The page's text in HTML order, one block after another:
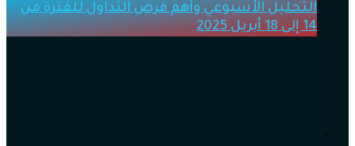
التحليل الأسبوعي وأهم فرص التداول للفترة من
14 إلى 18 أبريل 2025